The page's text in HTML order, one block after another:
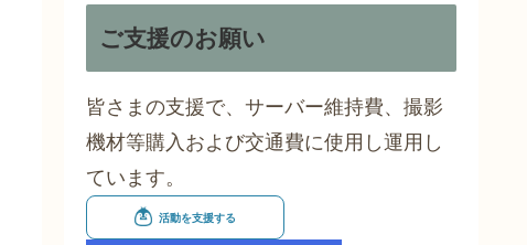
ご支援のお願い
皆さまの支援で、サーバー維持費、撮影
機材等購入および交通費に使用し運用し
ています。